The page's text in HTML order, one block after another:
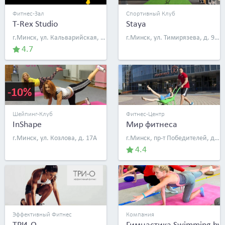
Фитнес-Зал
T-Rex Studio
г.Минск, ул. Кальварийская, д. 1
4.7
Спортивный Клуб
Staya
г.Минск, ул. Тимирязева, д. 9, эт. 3
-10%
Шейпинг-Клуб
InShape
г.Минск, ул. Козлова, д. 17А
Фитнес-Центр
Мир фитнеса
г.Минск, пр-т Победителей, д. 20/1
4.4
Эффективный Фитнес Компания